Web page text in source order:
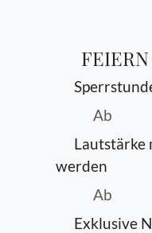
FEIERN
Ab
Lautstärke
werden
Ab
Exklusive